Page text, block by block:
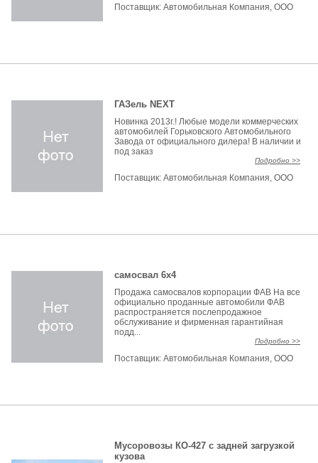
Поставщик:Автомобильная Компания, ООО
ГАЗель NEXT
Новинка 2013г.! Любые модели коммерческих
автомобилей Горьковского Автомобильного
Завода от официального дилера! В наличии и
под заказ
Подробно >>
Поставщик:Автомобильная Компания, ООО
самосвал 6х4
Продажа самосвалов корпорации ФАВ На все
официально проданные автомобили ФАВ
распространяется послепродажное
обслуживание и фирменная гарантийная
подд...
Подробно >>
Поставщик:Автомобильная Компания, ООО
Мусоровозы КО-427 с задней загрузкой
кузова